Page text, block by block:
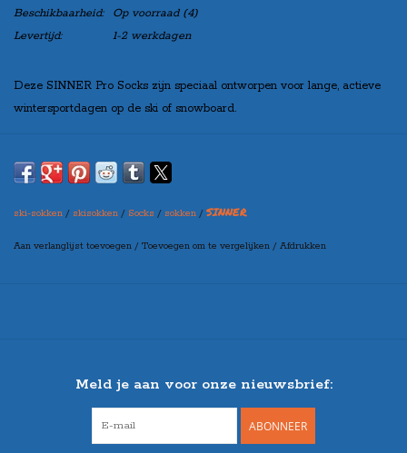
Beschikbaarheid: Op voorraad(4)
Levertijd:
1-2 werkdagen
Deze SINNER Pro Socks zijn speciaal ontworpen voor lange, actieve
wintersportdagen op de ski of snowboard.
perfecte pasvorm.
verstevigde voering en stukken de druk verminderen op je scheenbeen,
enkel en hiel.
ski-sokken / skisokken / Socks / sokken / SINNER
Aan verlanglijst toevoegen / Toevoegen om te vergelijken / Afdrukken
Meld je aan voor onze nieuwsbrief:
ABONNEER